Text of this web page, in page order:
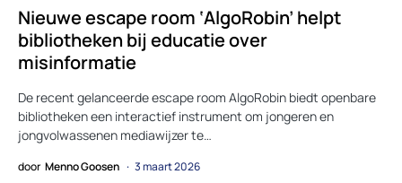
Nieuwe escape room ‘AlgoRobin’ helpt
bibliotheken bij educatie over
misinformatie
De recent gelanceerde escape room AlgoRobin biedt openbare
bibliotheken een interactief instrument om jongeren en
jongvolwassenen mediawijzer te…
door Menno Goosen 3 maart 2026